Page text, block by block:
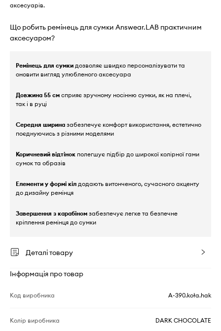
аксесуарів.
Що робить ремінець для сумки Answear.LAB практичним
аксесуаром?
Ремінець для сумки дозволяє швидко персоналізувати та
оновити вигляд улюбленого аксесуара
Довжина 55 см сприяє зручному носінню сумки, як на плечі,
так і в руці
Середня ширина забезпечує комфорт використання, естетично
поєднуючись з різними моделями
Коричневий відтінок полегшує підбір до широкої колірної гами
сумок та образів
Елементи у формі кіл додають витонченого, сучасного акценту
до дизайну ремінця
Завершення з карабіном забезпечує легке та безпечне
кріплення ремінця до сумки
Деталі товару
Інформація про товар
Код виробника A-390.koła.hak
Колір виробника DARK CHOCOLATE